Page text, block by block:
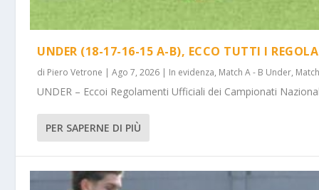
UNDER (18-17-16-15 A-B), ECCO TUTTI I
di Piero Vetrone |Ago 7, 2026 | In evidenza, Match A - B Under,
UNDER – Eccoi Regolamenti Ufficiali dei Campionati
PER SAPERNE DI PIÙ